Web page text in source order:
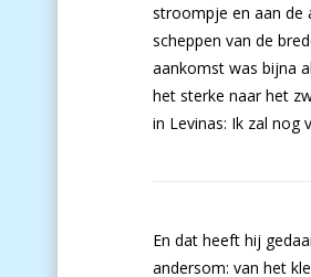
stroompje en aan de
scheppen van de
aankomst was bijna
het sterke naar het
in Levinas: Ik zal nog
En dat heeft hij
andersom: van het